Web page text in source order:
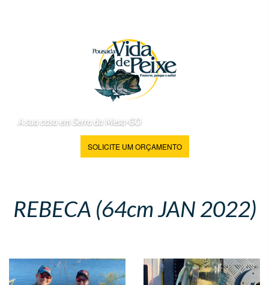
A sua casa em Serra da Mesa-GO
SOLICITE UM ORÇAMENTO
REBECA (64cm JAN 2022)